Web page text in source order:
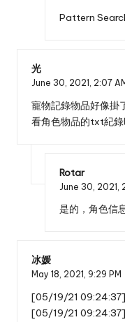
Pattern
光
June 30, 2021, 2:07
寵物記錄物品好像掛
看角色物品的txt紀
Rotar
June 30, 2021,
是的，角色信
冰媛
May 18, 2021, 9:29 PM
[05/19/21
[05/19/21